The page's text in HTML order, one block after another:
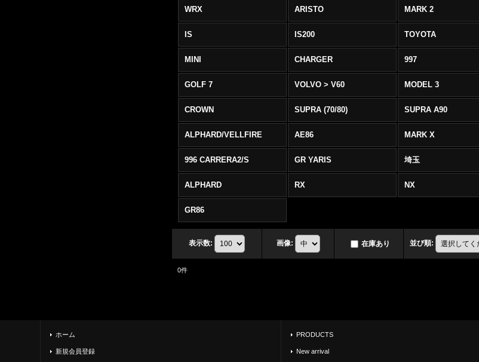
WRX ARISTO MARK 2
IS IS200 TOYOTA
MINI CHARGER 997
GOLF 7 VOLVO > V60 MODEL 3
CROWN SUPRA (70/80) SUPRA A90
ALPHARD/VELLFIRE AE86 MARK X
996 CARRERA2/S GR YARIS 埼玉
ALPHARD RX NX
GR86
表示数: 画像: 在庫あり 並び順:
0件
ホーム
新規会員登録
PRODUCTS
New arrival